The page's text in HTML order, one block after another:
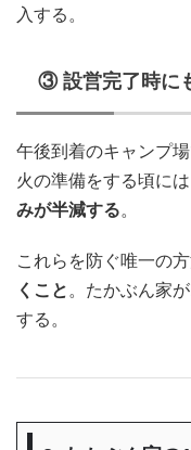
入する。
③ 設営完了時に
午後到着のキャンプ
火の準備をする頃に
みが半減する。
これらを防ぐ唯一の方
くこと 。たかぶん家
する。